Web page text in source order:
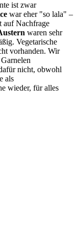
ist zwar
war eher "so lala" –
auf Nachfrage
waren sehr
Vegetarische
vorhanden. Wir
nicht, obwohl
als
wieder, für alles